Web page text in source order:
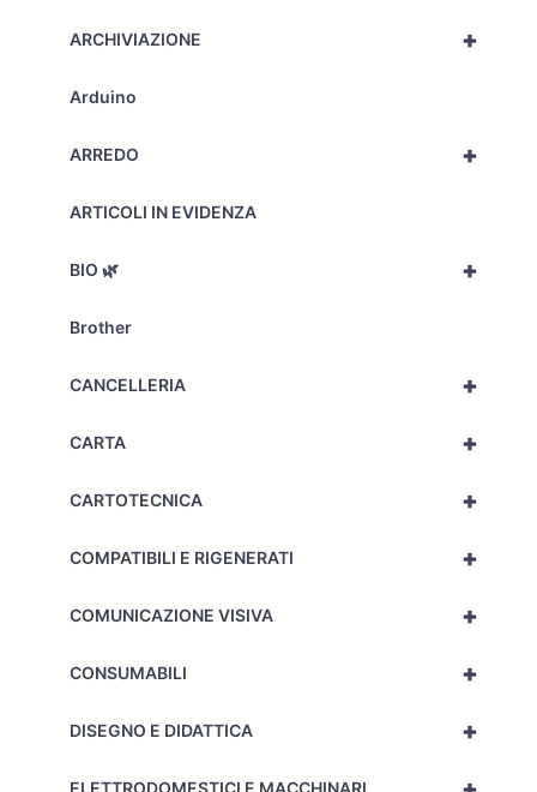
+
ARCHIVIAZIONE
Arduino
+
ARREDO
ARTICOLI IN EVIDENZA
+
BIO 🌿
Brother
+
CANCELLERIA
+
CARTA
+
CARTOTECNICA
+
COMPATIBILI E RIGENERATI
+
COMUNICAZIONE VISIVA
+
CONSUMABILI
+
DISEGNO E DIDATTICA
quantità